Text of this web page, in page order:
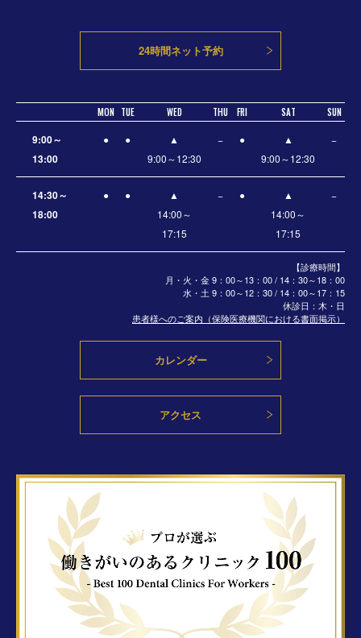
24時間ネット予約
MON TUE WED THU FRI SAT SUN
【診療時間】
月・火・金 9：00～13：00 / 14：30～18：00
水・土 9：00～12：30 / 14：00～17：15
休診日：木・日
患者様へのご案内（保険医療機関における書面掲示）
9:00～
13:00
● ●
▲
9:00～12:30
− ●
▲
9:00～12:30
−
14:30～
18:00
● ●
▲
14:00～
17:15
− ●
▲
14:00～
17:15
−
カレンダー
アクセス